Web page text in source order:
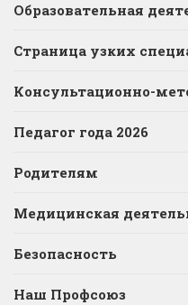
Образовательная
Страница узких
Консультационно-
Педагог года 2026
Родителям
Медицинская
Безопасность
Наш Профсоюз